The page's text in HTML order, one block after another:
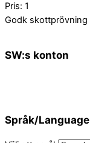
Pris: 1
Godk skottprövning
SW:s konton
Språk/Language